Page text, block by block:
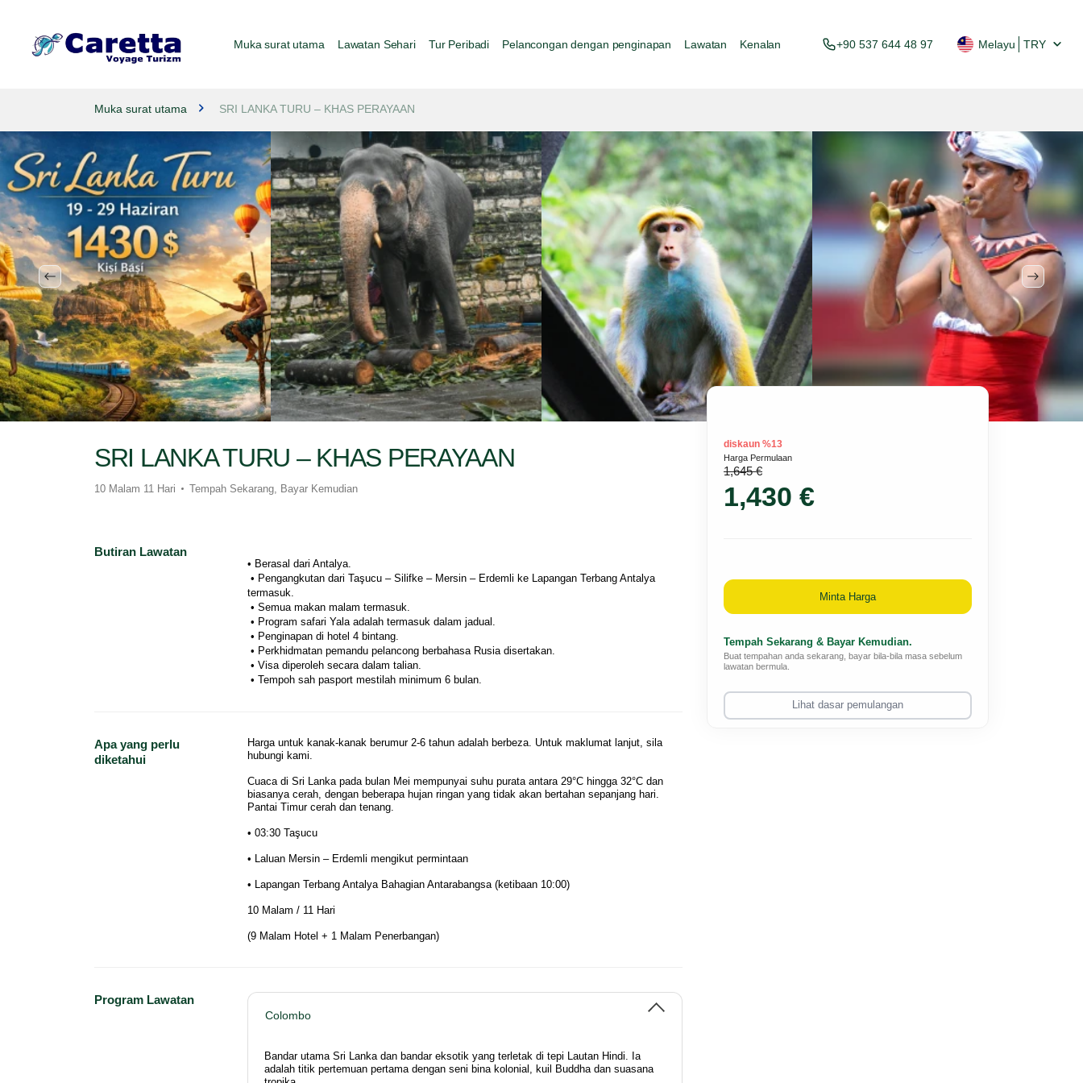
Muka surat utama Lawatan Sehari Tur Peribadi Pelancongan dengan penginapan Lawatan Kenalan +90 537 644 48 97 Melayu TRY
Muka surat utama SRI LANKA TURU – KHAS PERAYAAN
SRI LANKA TURU – KHAS PERAYAAN
10 Malam 11 Hari Tempah Sekarang, Bayar Kemudian
Butiran Lawatan
• Berasal dari Antalya.
termasuk.
• Semua makan malam termasuk.
• Program safari Yala adalah termasuk dalam jadual.
• Penginapan di hotel 4 bintang.
• Perkhidmatan pemandu pelancong berbahasa Rusia disertakan.
• Visa diperoleh secara dalam talian.
• Tempoh sah pasport mestilah minimum 6 bulan.
Apa yang perlu
diketahui
Harga untuk kanak-kanak berumur 2-6 tahun adalah berbeza. Untuk maklumat lanjut, sila
hubungi kami.
Cuaca di Sri Lanka pada bulan Mei mempunyai suhu purata antara 29°C hingga 32°C dan
biasanya cerah, dengan beberapa hujan ringan yang tidak akan bertahan sepanjang hari.
Pantai Timur cerah dan tenang.
• 03:30 Taşucu
• Laluan Mersin – Erdemli mengikut permintaan
• Lapangan Terbang Antalya Bahagian Antarabangsa (ketibaan 10:00)
10 Malam / 11 Hari
(9 Malam Hotel + 1 Malam Penerbangan)
Program Lawatan
Colombo
Bandar utama Sri Lanka dan bandar eksotik yang terletak di tepi Lautan Hindi. Ia
adalah titik pertemuan pertama dengan seni bina kolonial, kuil Buddha dan suasana
diskaun %13
Harga Permulaan
1,645 €
1,430 €
Minta Harga
Tempah Sekarang & Bayar Kemudian.
Buat tempahan anda sekarang, bayar bila-bila masa sebelum
lawatan bermula.
Lihat dasar pemulangan